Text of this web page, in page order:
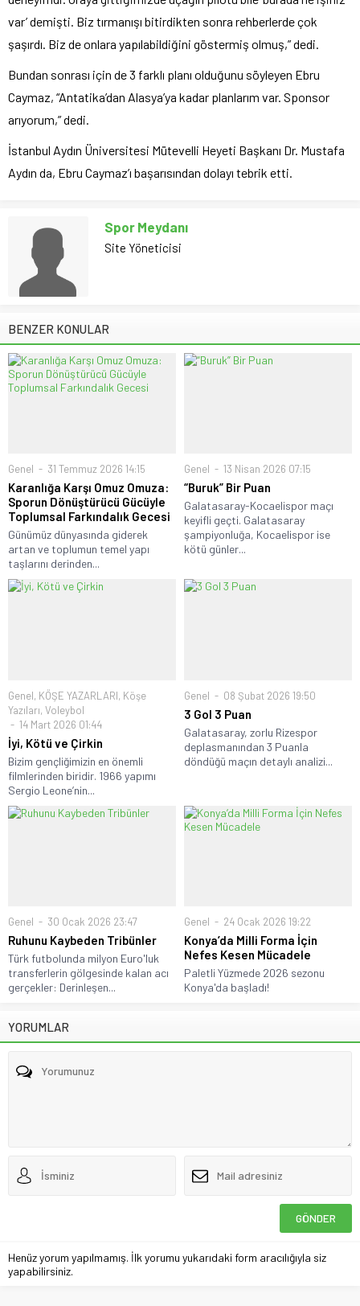
var’ demişti. Biz tırmanışı bitirdikten sonra rehberlerde çok
şaşırdı. Biz de onlara yapılabildiğini göstermiş olmuş,” dedi.
Bundan sonrası için de 3 farklı planı olduğunu söyleyen Ebru
Caymaz, “Antatika’dan Alasya’ya kadar planlarım var. Sponsor
arıyorum,” dedi.
İstanbul Aydın Üniversitesi Mütevelli Heyeti Başkanı Dr. Mustafa
Aydın da, Ebru Caymaz’ı başarısından dolayı tebrik etti.
Spor Meydanı
Site Yöneticisi
BENZER KONULAR
Genel 31 Temmuz 2026 14:15
Karanlığa Karşı Omuz Omuza:
Sporun Dönüştürücü Gücüyle
Toplumsal Farkındalık Gecesi
Günümüz dünyasında giderek
artan ve toplumun temel yapı
taşlarını derinden...
Genel 13 Nisan 2026 07:15
“Buruk” Bir Puan
Galatasaray-Kocaelispor maçı
keyifli geçti. Galatasaray
şampiyonluğa, Kocaelispor ise
kötü günler...
Genel, KÖŞE YAZARLARI, Köşe
Yazıları, Voleybol
14 Mart 2026 01:44
İyi, Kötü ve Çirkin
Bizim gençliğimizin en önemli
filmlerinden biridir. 1966 yapımı
Sergio Leone’nin...
Genel 08 Şubat 2026 19:50
3 Gol 3 Puan
Galatasaray, zorlu Rizespor
deplasmanından 3 Puanla
döndüğü maçın detaylı analizi...
Genel 30 Ocak 2026 23:47
Ruhunu Kaybeden Tribünler
Türk futbolunda milyon Euro'luk
transferlerin gölgesinde kalan acı
gerçekler: Derinleşen...
Genel 24 Ocak 2026 19:22
Konya’da Milli Forma İçin
Nefes Kesen Mücadele
Paletli Yüzmede 2026 sezonu
Konya'da başladı!
YORUMLAR
Henüz yorum yapılmamış. İlk yorumu yukarıdaki form aracılığıyla siz
yapabilirsiniz.